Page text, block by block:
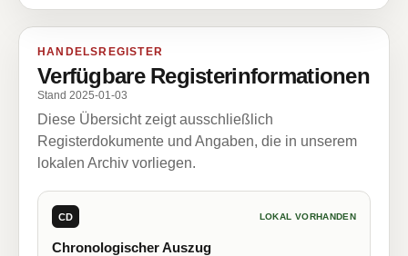
HANDELSREGISTER
Verfügbare Registerinformationen
Stand 2025-01-03
Diese Übersicht zeigt ausschließlich
Registerdokumente und Angaben, die in unserem
lokalen Archiv vorliegen.
CD LOKAL VORHANDEN
Chronologischer Auszug